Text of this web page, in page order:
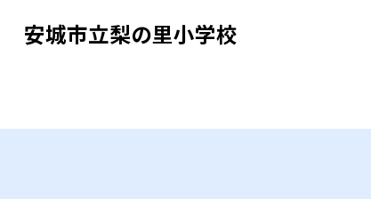
安城市立梨の里小学校